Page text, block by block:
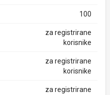
100
za registrirane
korisnike
za registrirane
korisnike
za registrirane